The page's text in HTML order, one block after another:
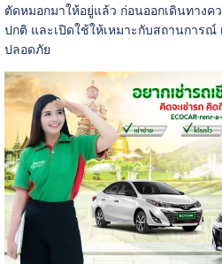
ตัดหมอกมาให้อยู่แล้ว ก่อนออกเดินทางค
ปกติ และเปิดใช้ให้เหมาะกับสถานการณ์
ปลอดภัย